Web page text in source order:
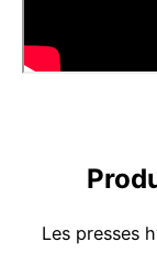
Les presses